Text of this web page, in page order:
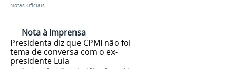
Notas Oficiais
Nota à Imprensa
Presidenta diz que CPMI não foi
tema de conversa com o ex-
presidente Lula